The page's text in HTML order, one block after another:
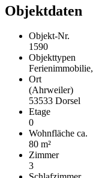
Objektdaten
Objekt-Nr.
1590
Objekttypen
Ort
(Ahrweiler)
53533 Dorsel
Etage
0
Wohnfläche ca.
80 m²
Zimmer
3